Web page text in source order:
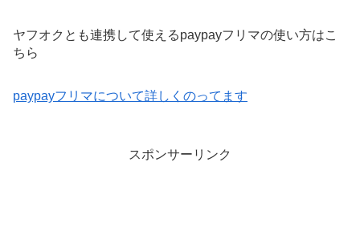
ヤフオクとも連携して使えるpaypayフリマの使い方はこ
ちら
paypayフリマについて詳しくのってます
スポンサーリンク